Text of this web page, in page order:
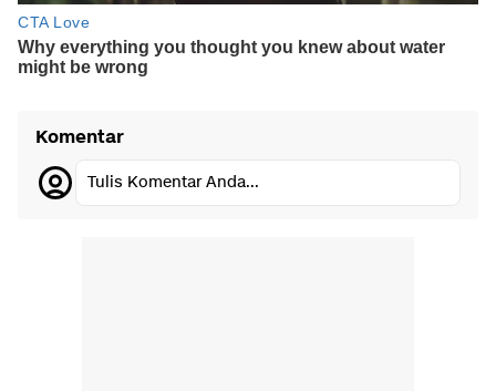
Komentar
Tulis Komentar Anda...